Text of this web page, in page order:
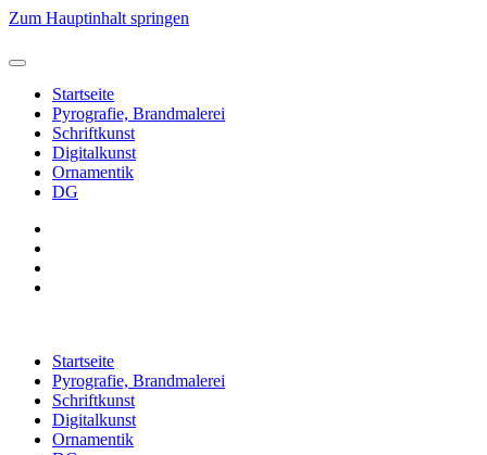
Zum Hauptinhalt springen
Startseite
Pyrografie, Brandmalerei
Schriftkunst
Digitalkunst
Ornamentik
DG
Startseite
Pyrografie, Brandmalerei
Schriftkunst
Digitalkunst
Ornamentik